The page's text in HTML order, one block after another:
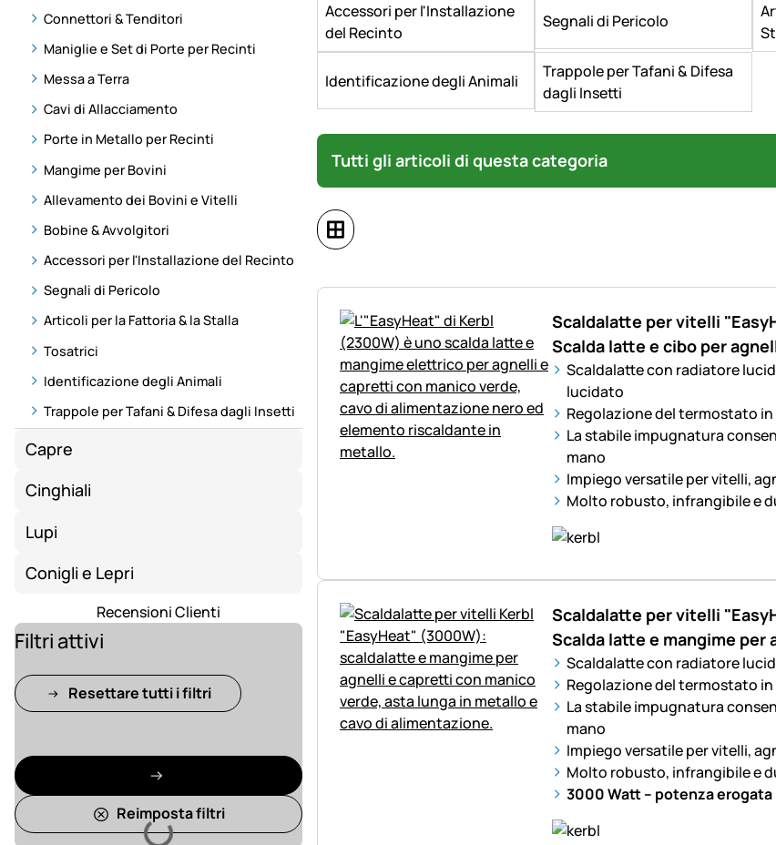
Connettori & Tenditori
Maniglie e Set di Porte per Recinti
Messa a Terra
Cavi di Allacciamento
Porte in Metallo per Recinti
Mangime per Bovini
Allevamento dei Bovini e Vitelli
Bobine & Avvolgitori
Accessori per l'Installazione del Recinto
Segnali di Pericolo
Articoli per la Fattoria & la Stalla
Tosatrici
Identificazione degli Animali
Trappole per Tafani & Difesa dagli Insetti
Capre
Cinghiali
Lupi
Conigli e Lepri
Recensioni Clienti
Caricamento
Filtri attivi
Resettare tutti i filtri
Reimposta filtri
Accessori per l'Installazione
del Recinto
Segnali di Pericolo
Identificazione degli Animali
Trappole per Tafani & Difesa
dagli Insetti
Tutti gli articoli di questa categoria
Scaldalatte per vitelli
Scalda latte e cibo per
Scaldalatte con radiatore
lucidato
Regolazione del termostato
La stabile impugnatura
mano
Impiego versatile per vitelli,
Molto robusto, infrangibile e
Scaldalatte per vitelli
Scalda latte e mangime per
Scaldalatte con radiatore
Regolazione del termostato
La stabile impugnatura
mano
Impiego versatile per vitelli,
Molto robusto, infrangibile e
3000 Watt – potenza erogata